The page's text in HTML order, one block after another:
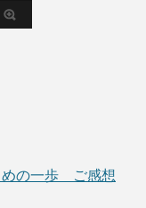
の一歩 ご感想